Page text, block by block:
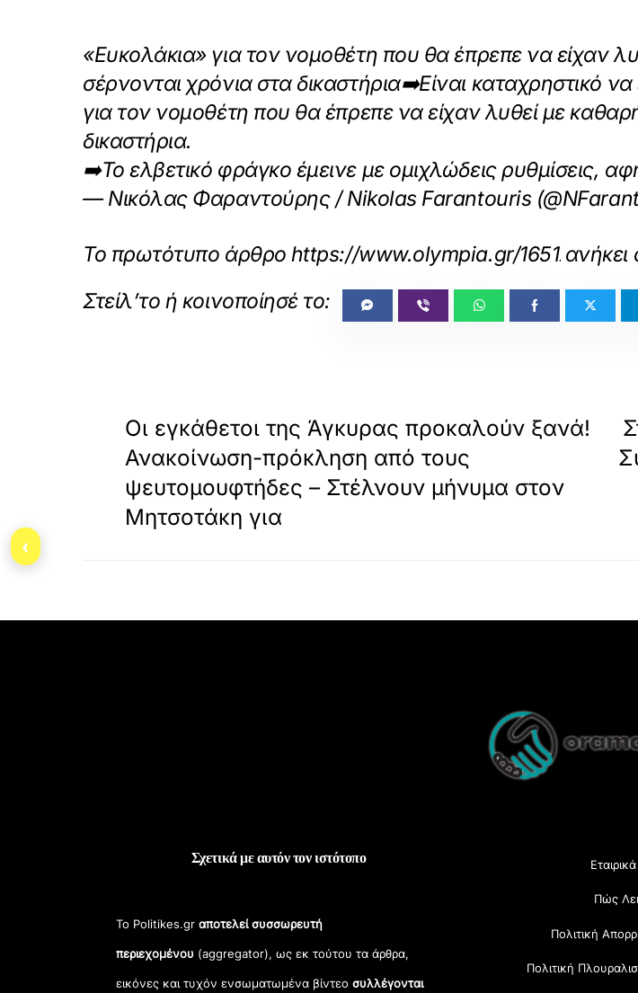
«Ευκολάκια» για τον νομοθέτη που θα έπρεπε να είχαν
σέρνονται χρόνια στα δικαστήρια➡️Είναι καταχρηστικό
για τον νομοθέτη που θα έπρεπε να είχαν λυθεί με
δικαστήρια.
➡️Το ελβετικό φράγκο έμεινε με ομιχλώδεις ρυθμίσεις,
— Νικόλας Φαραντούρης / Nikolas Farantouris
Το πρωτότυπο άρθρο https://www.olympia.gr/1651217/
ανήκει
Οι εγκάθετοι της Άγκυρας προκαλούν ξανά!
Ανακοίνωση-πρόκληση από τους
ψευτομουφτήδες – Στέλνουν μήνυμα στον
Μητσοτάκη για
Top
Σχετικά με αυτόν τον ιστότοπο
Το Politikes.grαποτελεί συσσωρευτή
περιεχομένου (aggregator), ως εκ τούτου τα άρθρα,
εικόνες και τυχόν ενσωματωμένα βίντεοσυλλέγονται
Πώς
Πολιτική
Πολιτική
‹